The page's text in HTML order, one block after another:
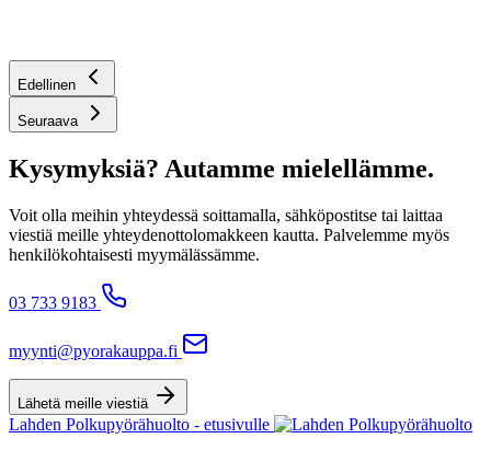
Edellinen
Seuraava
Kysymyksiä? Autamme mielellämme.
Voit olla meihin yhteydessä soittamalla, sähköpostitse tai laittaa
viestiä meille yhteydenottolomakkeen kautta. Palvelemme myös
henkilökohtaisesti myymälässämme.
03 733 9183
myynti@pyorakauppa.fi
Lähetä meille viestiä
Lahden Polkupyörähuolto - etusivulle